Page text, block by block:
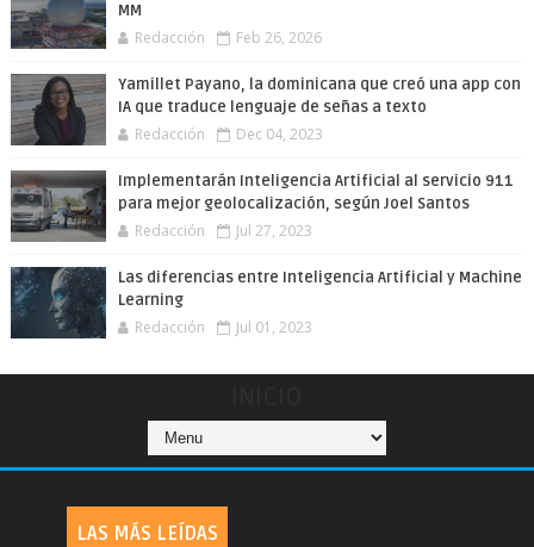
MM
Redacción Feb 26, 2026
Yamillet Payano, la dominicana que creó una app con
IA que traduce lenguaje de señas a texto
Redacción Dec 04, 2023
Implementarán Inteligencia Artificial al servicio 911
para mejor geolocalización, según Joel Santos
Redacción Jul 27, 2023
Las diferencias entre Inteligencia Artificial y Machine
Learning
Redacción Jul 01, 2023
LAS MÁS LEÍDAS